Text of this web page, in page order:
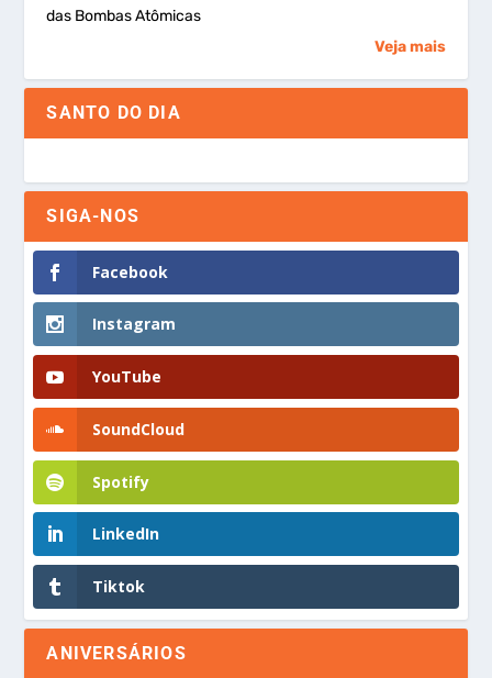
das Bombas Atômicas
Veja mais
SANTO DO DIA
SIGA-NOS
Facebook
Instagram
YouTube
SoundCloud
Spotify
LinkedIn
Tiktok
ANIVERSÁRIOS